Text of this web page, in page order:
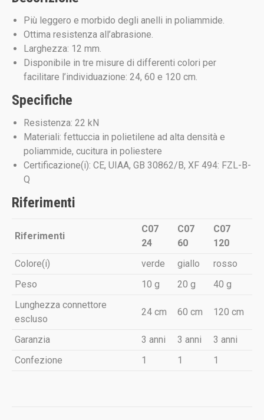
Più leggero e morbido degli anelli in poliammide.
Ottima resistenza all’abrasione.
Larghezza: 12 mm.
Disponibile in tre misure di differenti colori per
facilitare l’individuazione: 24, 60 e 120 cm.
Specifiche
Resistenza: 22 kN
Materiali: fettuccia in polietilene ad alta densità e
poliammide, cucitura in poliestere
Certificazione(i): CE, UIAA, GB 30862/B, XF 494: FZL-B-
Q
Riferimenti
Riferimenti
C07
24
C07
60
C07
120
Colore(i)
verde giallo
rosso
Peso
10 g 20 g
40 g
Lunghezza connettore
escluso
24 cm 60 cm 120 cm
Garanzia 3 anni 3 anni
3 anni
Confezione
1 1 1